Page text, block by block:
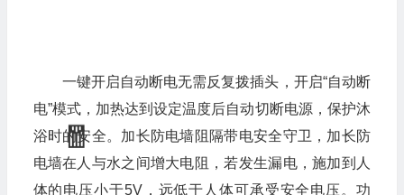
一键开启自动断电无需反复拨插头，开启“自动断
电”模式，加热达到设定温度后自动切断电源，保护沐
浴时的安全。加长防电墙阻隔带电安全守卫，加长防
电墙在人与水之间增大电阻，若发生漏电，施加到人
体的电压小于5V，远低于人体可承受安全电压。功